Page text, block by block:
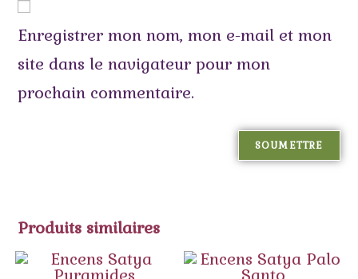
Enregistrer mon nom, mon e-mail et mon
site dans le navigateur pour mon
prochain commentaire.
Produits similaires